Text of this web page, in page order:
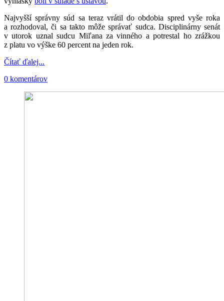
Najvyšší správny súd sa teraz vrátil do obdobia spred vyše roka
a rozhodoval, či sa takto môže správať sudca. Disciplinárny senát
v utorok uznal sudcu Miľana za vinného a potrestal ho zrážkou
z platu vo výške 60 percent na jeden rok.
Čítať ďalej...
0 komentárov